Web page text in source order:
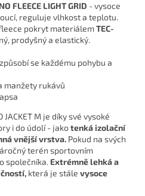
FLEECE LIGHT GRID - vysoce
reguluje vlhkost a teplotu.
pokryt materiálemTEC-
prodyšný a elastický.
se každému pohybu a
manžety rukávů
JACKET M je díky své vysoké
i do údolí - jakotenká izolační
vnější vrstva. Pokud na svých
terén sportovním
společníka. Extrémně lehká a
která je stále vysoce